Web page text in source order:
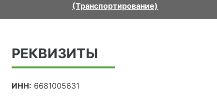
(Транспортирование)
РЕКВИЗИТЫ
ИНН: 6681005631